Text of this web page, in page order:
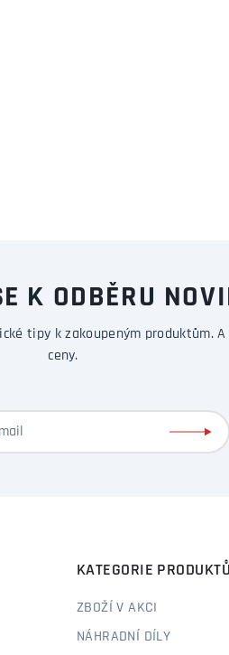
K ODBĚRU
tipy k zakoupeným
ceny.
KATEGORIE PRODUKTŮ
ZBOŽÍ V AKCI
NÁHRADNÍ DÍLY